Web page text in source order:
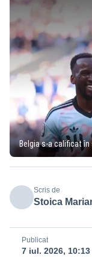
Belgia s-a calificat în
Scris de
Stoica
Publicat
7 iul. 2026, 10:13